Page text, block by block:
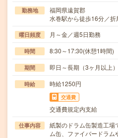
勤務地
福岡県遠賀郡
水巻駅から徒歩16分／
曜日頻度 月～金／週5日勤務
時間 8:30～17:30(休憩1時間)
期間 即日～長期（3ヶ月以上
時給 時給1250円
交通費
交通費規定内支給
仕事内容
紙製のドラム缶製造工場
ム缶、ファイバードラ